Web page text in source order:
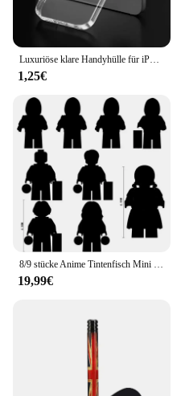
Luxuriöse klare Handyhülle für iPhone 11 12 13 14 Pro Max XR X XS SE 7 8 Plus für MINI Cooper Kühlschrank One F56 R56 R57 R58 R59 R60
1,25€
19,99€